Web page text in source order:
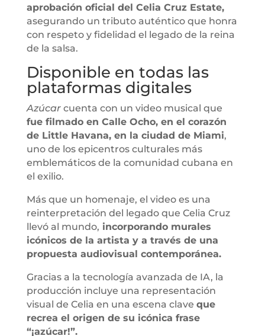
aprobación oficial del Celia Cruz Estate,
asegurando un tributo auténtico que honra
con respeto y fidelidad el legado de la reina
de la salsa.
Disponible en todas las
plataformas digitales
Azúcarcuenta con un video musical que
fue filmado en Calle Ocho, en el corazón
de Little Havana, en la ciudad de Miami,
uno de los epicentros culturales más
emblemáticos de la comunidad cubana en
el exilio.
Más que un homenaje, el video es una
reinterpretación del legado que Celia Cruz
llevó al mundo, incorporando murales
icónicos de la artista y a través de una
propuesta audiovisual contemporánea.
Gracias a la tecnología avanzada de IA, la
producción incluye una representación
visual de Celia en una escena clave que
recrea el origen de su icónica frase
“¡azúcar!”.